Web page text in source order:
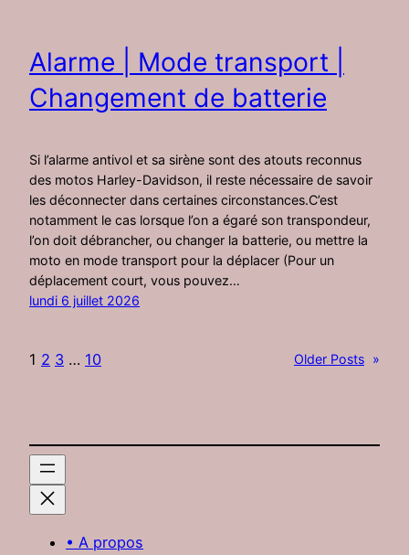
Alarme | Mode transport |
Changement de batterie
Si l’alarme antivol et sa sirène sont des atouts reconnus
des motos Harley-Davidson, il reste nécessaire de savoir
les déconnecter dans certaines circonstances.C’est
notamment le cas lorsque l’on a égaré son transpondeur,
l’on doit débrancher, ou changer la batterie, ou mettre la
moto en mode transport pour la déplacer (Pour un
déplacement court, vous pouvez…
lundi 6 juillet 2026
1 2 3 … 10 Older Posts »
• A propos